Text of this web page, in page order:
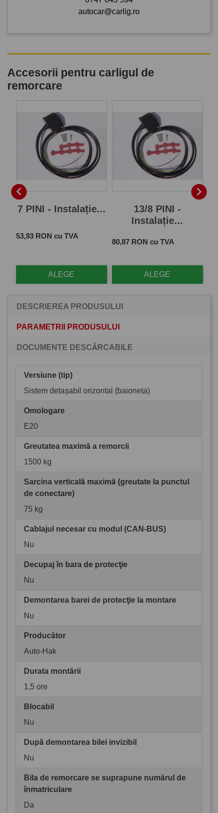
autocar@carlig.ro
Accesorii pentru carligul de
remorcare

7 PINI - Instalație...
Pret
53,93 RON cu TVA
ALEGE
13/8 PINI -
Instalație...
Pret
80,87 RON cu TVA
ALEGE

DESCRIEREA PRODUSULUI
PARAMETRII PRODUSULUI
DOCUMENTE DESCĂRCABILE
Versiune (tip)
Sistem detașabil orizontal (baioneta)
Omologare
E20
Greutatea maximă a remorcii
1500 kg
Sarcina verticală maximă (greutate la punctul
de conectare)
75 kg
Cablajul necesar cu modul (CAN-BUS)
Nu
Decupaj în bara de protecţie
Nu
Demontarea barei de protecţie la montare
Nu
Producător
Auto-Hak
Durata montării
1,5 ore
Blocabil
Nu
După demontarea bilei invizibil
Nu
Bila de remorcare se suprapune numărul de
înmatriculare
Da